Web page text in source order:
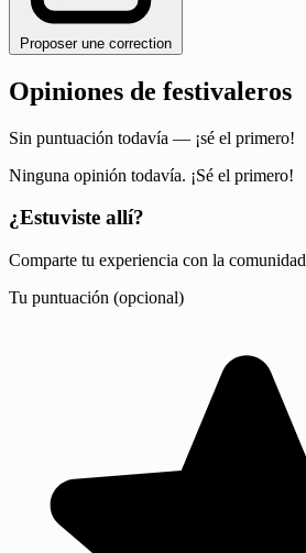
Proposer une correction
Opiniones de festivaleros
Sin puntuación todavía — ¡sé el primero!
Ninguna opinión todavía. ¡Sé el primero!
¿Estuviste allí?
Comparte tu experiencia con la comunidad
Tu puntuación (opcional)